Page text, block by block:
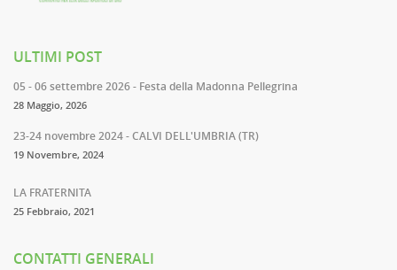
ULTIMI POST
05 - 06 settembre 2026 - Festa della Madonna Pellegrina
28 Maggio, 2026
23-24 novembre 2024 - CALVI DELL'UMBRIA (TR)
19 Novembre, 2024
LA FRATERNITA
25 Febbraio, 2021
CONTATTI GENERALI